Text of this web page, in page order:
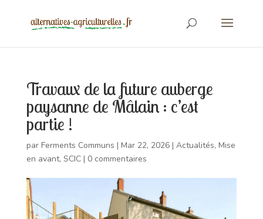
Travaux de la future auberge
paysanne de Mâlain : c’est
partie !
par Ferments Communs | Mar 22, 2026| Actualités, Mise
en avant, SCIC| 0 commentaires